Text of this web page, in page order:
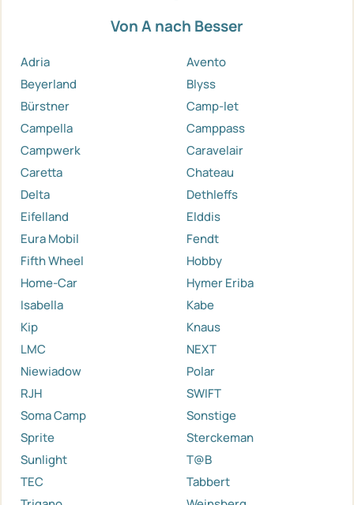
Von A nach Besser
Adria
Avento
Beyerland
Blyss
Bürstner
Camp-let
Campella
Camppass
Campwerk
Caravelair
Caretta
Chateau
Delta
Dethleffs
Eifelland
Elddis
Eura Mobil
Fendt
Fifth Wheel
Hobby
Home-Car
Hymer Eriba
Isabella
Kabe
Kip
Knaus
LMC
NEXT
Niewiadow
Polar
RJH
SWIFT
Soma Camp
Sonstige
Sprite
Sterckeman
Sunlight
T@B
TEC
Tabbert